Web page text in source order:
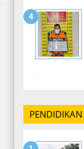
-
PENDIDIKAN